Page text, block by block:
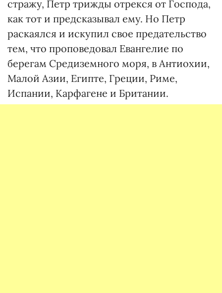
стражу, Петр трижды отрекся от Господа,
как тот и предсказывал ему. Но Петр
раскаялся и искупил свое предательство
тем, что проповедовал Евангелие по
берегам Средиземного моря, в Антиохии,
Малой Азии, Египте, Греции, Риме,
Испании, Карфагене и Британии.